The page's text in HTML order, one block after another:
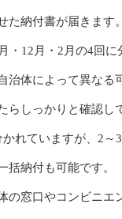
た納付書が届きます。
・12月・2月の4回に
治体によって異なる
らしっかりと確認し
れていますが、2～
括納付も可能です。
の窓口やコンビニエ